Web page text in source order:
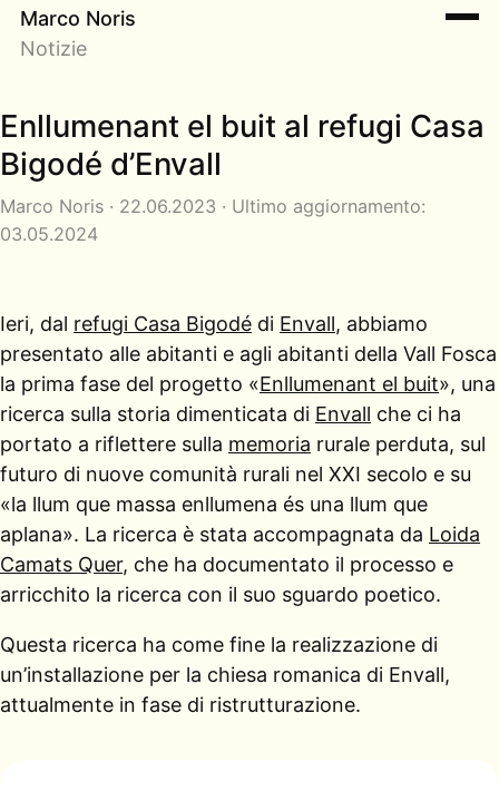
Marco Noris
Notizie
Enllumenant el buit al refugi Casa
Bigodé d’Envall
Marco Noris · 22.06.2023 · Ultimo aggiornamento:
03.05.2024
Ieri, dal refugi Casa Bigodé di Envall, abbiamo
presentato alle abitanti e agli abitanti della Vall Fosca
la prima fase del progetto «Enllumenant el buit», una
ricerca sulla storia dimenticata di Envall che ci ha
portato a riflettere sulla memoria rurale perduta, sul
futuro di nuove comunità rurali nel XXI secolo e su
«la llum que massa enllumena és una llum que
aplana». La ricerca è stata accompagnata da Loida
Camats Quer, che ha documentato il processo e
arricchito la ricerca con il suo sguardo poetico.
Questa ricerca ha come fine la realizzazione di
un’installazione per la chiesa romanica di Envall,
attualmente in fase di ristrutturazione.